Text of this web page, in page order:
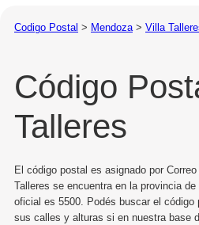
Codigo Postal > Mendoza > Villa
Código
Talleres
El código postal es asignado por
Talleres se encuentra en la provincia
oficial es 5500. Podés buscar el código
sus calles y alturas si en nuestra base